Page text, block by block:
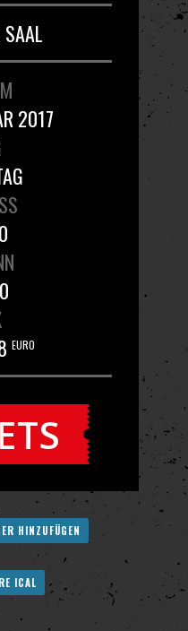
SAAL
2017
EURO
HINZUFÜGEN
ICAL